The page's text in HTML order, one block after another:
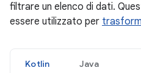
filtrare un elenco di dati.
essere utilizzato per
Kotlin Java